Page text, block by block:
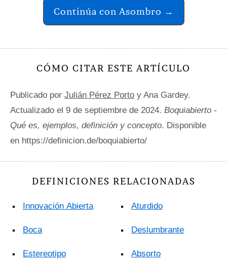
Continúa con Asombro →
CÓMO CITAR ESTE ARTÍCULO
Publicado por Julián Pérez Porto y Ana Gardey.
Actualizado el 9 de septiembre de 2024. Boquiabierto -
Qué es, ejemplos, definición y concepto. Disponible
en https://definicion.de/boquiabierto/
DEFINICIONES RELACIONADAS
Innovación Abierta
Boca
Estereotipo
Aturdido
Deslumbrante
Absorto